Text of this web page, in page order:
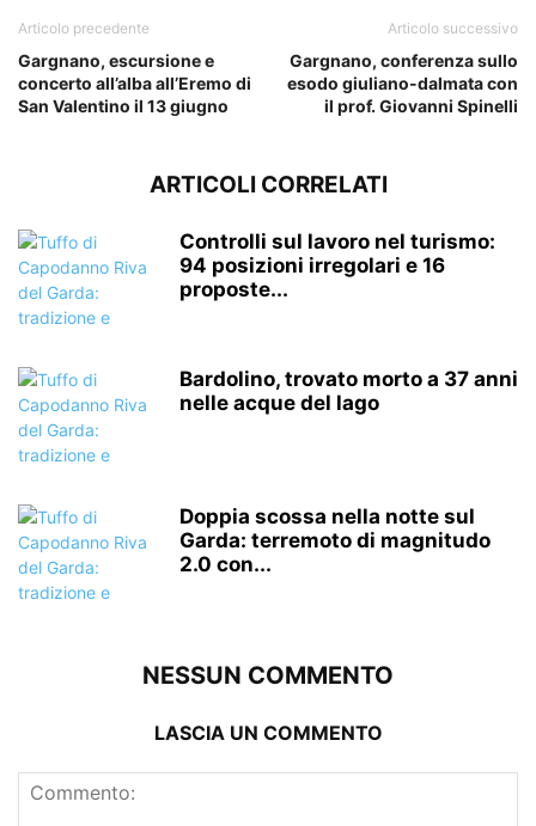
Articolo precedente
Gargnano, escursione e
concerto all’alba all’Eremo di
San Valentino il 13 giugno
Articolo successivo
Gargnano, conferenza sullo
esodo giuliano-dalmata con
il prof. Giovanni Spinelli
ARTICOLI CORRELATI
Controlli sul lavoro nel turismo:
94 posizioni irregolari e 16
proposte...
Bardolino, trovato morto a 37 anni
nelle acque del lago
Doppia scossa nella notte sul
Garda: terremoto di magnitudo
2.0 con...
NESSUN COMMENTO
LASCIA UN COMMENTO